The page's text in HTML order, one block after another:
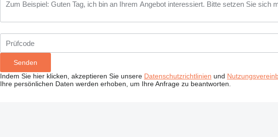
Indem Sie hier klicken, akzeptieren Sie unsere Datenschutzrichtlinien und
Ihre persönlichen Daten werden erhoben, um Ihre Anfrage zu beantworten.